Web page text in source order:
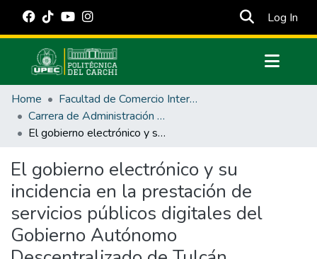
Log In
Communities & Collections
All of DSpace
Statistics
Estadísticas Externas
Manuales
Home
Facultad de Comercio Internacional, Integración, Administración y Economía Empresarial
Carrera de Administración Pública
El gobierno electrónico y su incidencia en la prestación de servicios públicos digitales del Gobierno Autónomo Descentralizado de Tulcán
El gobierno electrónico y su
incidencia en la prestación de
servicios públicos digitales del
Gobierno Autónomo